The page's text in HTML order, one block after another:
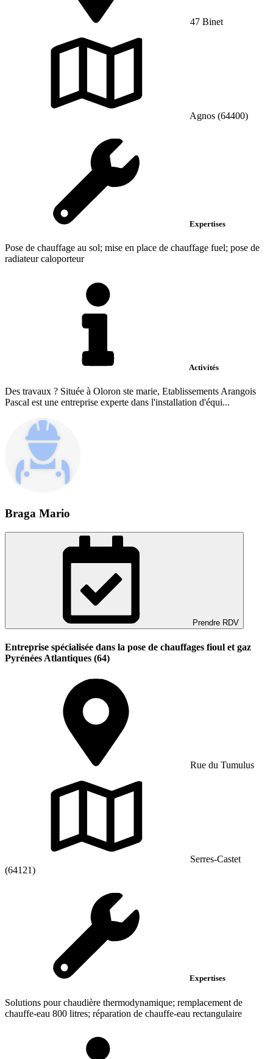
47 Binet
Agnos (64400)
Expertises
Pose de chauffage au sol; mise en place de chauffage fuel; pose de
radiateur caloporteur
Activités
Des travaux ? Située à Oloron ste marie, Etablissements Arangois
Pascal est une entreprise experte dans l'installation d'équi...
Braga Mario
Prendre RDV
Entreprise spécialisée dans la pose de chauffages fioul et gaz
Pyrénées Atlantiques (64)
Rue du Tumulus
Serres-Castet
(64121)
Expertises
Solutions pour chaudière thermodynamique; remplacement de
chauffe-eau 800 litres; réparation de chauffe-eau rectangulaire